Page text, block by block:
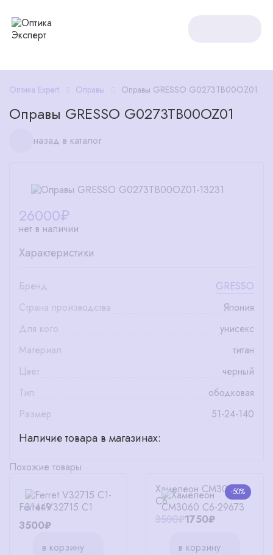
Оптика Expert Оправы Оправы GRESSO G0273TB00OZ01
Оправы GRESSO G0273TB00OZ01
назад в каталог
26000₽
нет в наличии
Характеристики
Бренд
GRESSO
Страна производства
Япония
Для кого
унисекс
Материал
титан
Цвет
черный
Тип
ободковая
Размер
51-24-140
Наличие товара в магазинах:
Похожие товары
Ferret V32715 C1
3500₽
в корзину
-50%
Хамелеон CM3060
C6
3500₽1750₽
в корзину